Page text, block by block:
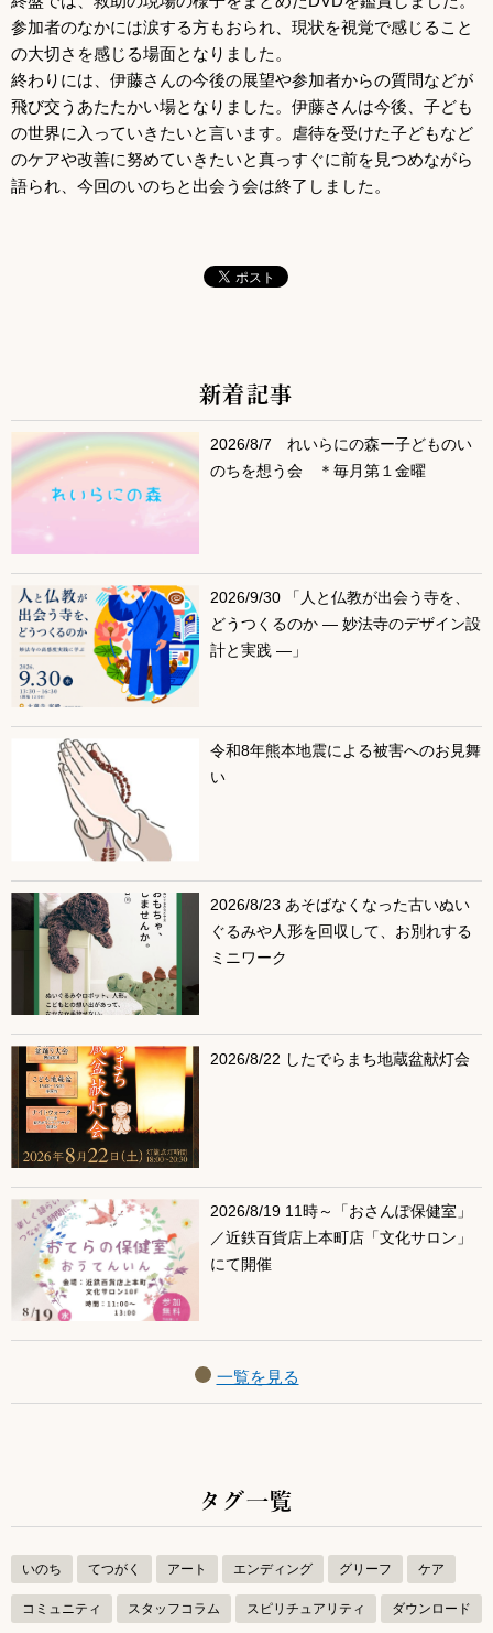
参加者のなかには涙する方もおられ、現状を視覚で感じること
の大切さを感じる場面となりました。
終わりには、伊藤さんの今後の展望や参加者からの質問などが
飛び交うあたたかい場となりました。伊藤さんは今後、子ども
の世界に入っていきたいと言います。虐待を受けた子どもなど
のケアや改善に努めていきたいと真っすぐに前を見つめながら
語られ、今回のいのちと出会う会は終了しました。
サブコンテンツ
新着記事
2026/8/7 れいらにの森ー子どものい
のちを想う会 ＊毎月第１金曜
2026/9/30 「人と仏教が出会う寺を、
どうつくるのか ― 妙法寺のデザイン設
計と実践 ―」
令和8年熊本地震による被害へのお見舞
い
2026/8/23 あそばなくなった古いぬい
ぐるみや人形を回収して、お別れする
ミニワーク
2026/8/22 したでらまち地蔵盆献灯会
2026/8/19 11時～「おさんぽ保健室」
／近鉄百貨店上本町店「文化サロン」
にて開催
一覧を見る
タグ一覧
いのち てつがく アート エンディング グリーフ ケア
コミュニティ スタッフコラム スピリチュアリティ ダウンロード